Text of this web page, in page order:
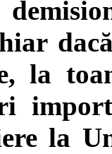
la
la